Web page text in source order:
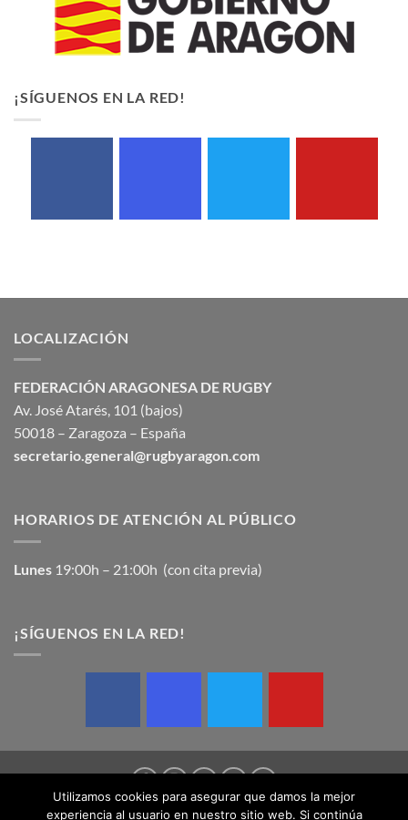
¡SÍGUENOS EN LA RED!
LOCALIZACIÓN
FEDERACIÓN ARAGONESA DE RUGBY
Av. José Atarés, 101 (bajos)
50018 – Zaragoza – España
secretario.general@rugbyaragon.com
HORARIOS DE ATENCIÓN AL PÚBLICO
Lunes 19:00h – 21:00h (con cita previa)
¡SÍGUENOS EN LA RED!
Utilizamos cookies para asegurar que damos la mejor
experiencia al usuario en nuestro sitio web. Si continúa